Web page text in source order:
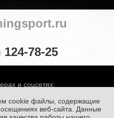
и соцсетях:
124-78-25
cookie файлы, содержащие
веб-сайта. Данные